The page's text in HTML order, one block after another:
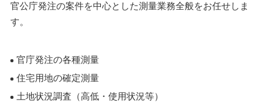
官公庁発注の案件を中心とした測量業務全般をお任せしま
す。
官庁発注の各種測量
住宅用地の確定測量
土地状況調査（高低・使用状況等）